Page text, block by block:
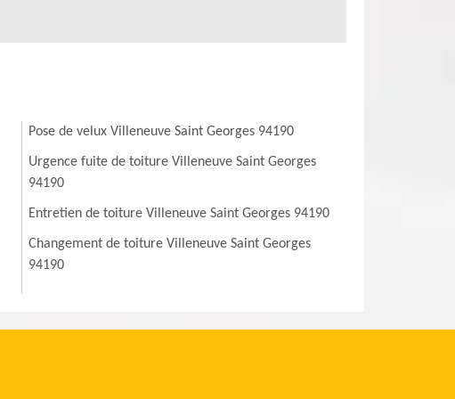
Pose de velux Villeneuve Saint Georges 94190
Urgence fuite de toiture Villeneuve Saint Georges
94190
Entretien de toiture Villeneuve Saint Georges 94190
Changement de toiture Villeneuve Saint Georges
94190